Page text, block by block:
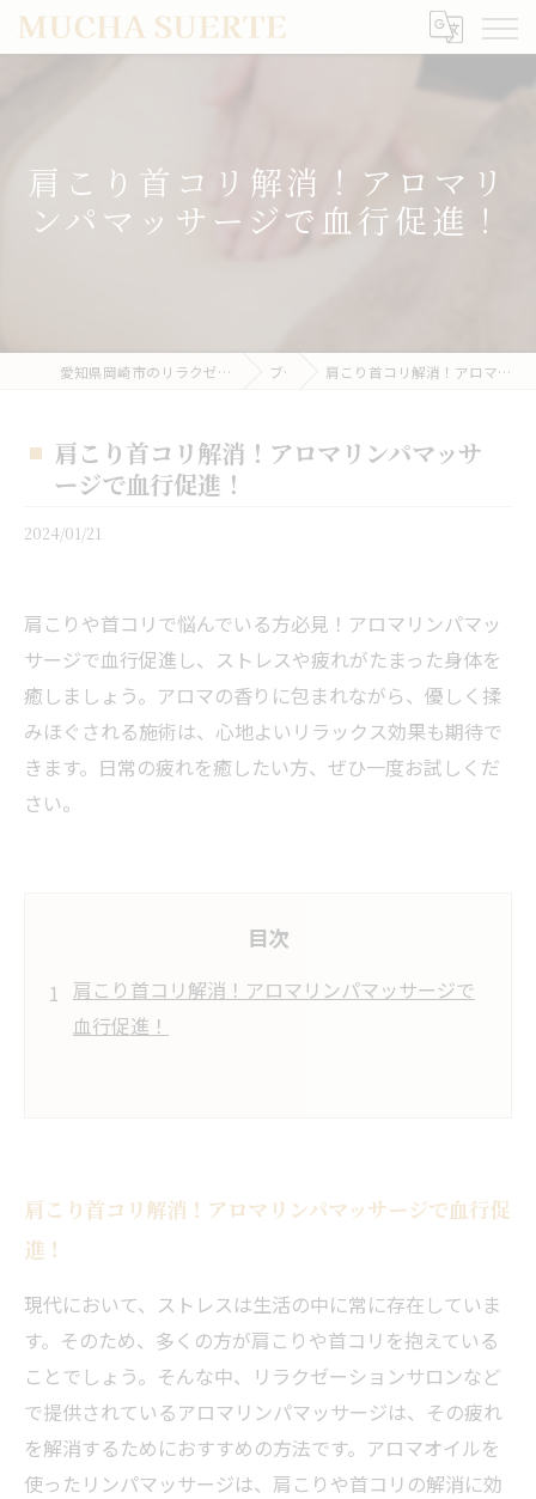
肩こり首コリ解消！アロマリ
ンパマッサージで血行促進！
愛知県岡崎市のリラクゼーションならMUCHA SUERTE ブログ 肩こり首コリ解消！アロマリンパマッサージで血行促進！
肩こり首コリ解消！アロマリンパマッサ
ージで血行促進！
2024/01/21
肩こりや首コリで悩んでいる方必見！アロマリンパマッ
サージで血行促進し、ストレスや疲れがたまった身体を
癒しましょう。アロマの香りに包まれながら、優しく揉
みほぐされる施術は、心地よいリラックス効果も期待で
きます。日常の疲れを癒したい方、ぜひ一度お試しくだ
さい。
目次
肩こり首コリ解消！アロマリンパマッサージで
血行促進！
肩こり首コリ解消！アロマリンパマッサージで血行促
進！
現代において、ストレスは生活の中に常に存在していま
す。そのため、多くの方が肩こりや首コリを抱えている
ことでしょう。そんな中、リラクゼーションサロンなど
で提供されているアロマリンパマッサージは、その疲れ
を解消するためにおすすめの方法です。アロマオイルを
使ったリンパマッサージは、肩こりや首コリの解消に効